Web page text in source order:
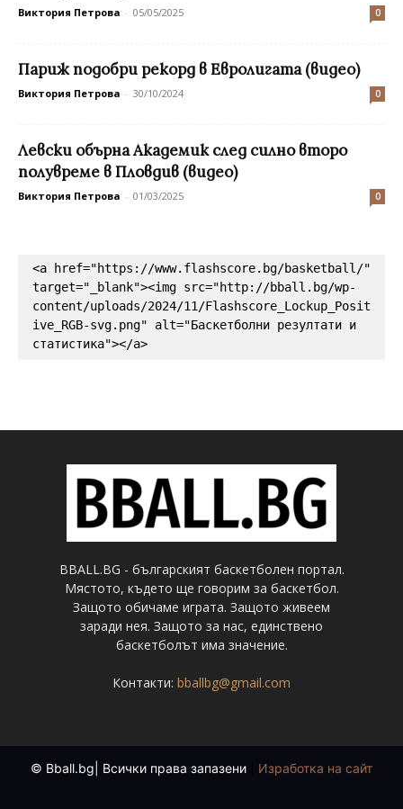
Виктория Петрова - 05/05/2025 0
Париж подобри рекорд в Евролигата (видео)
Виктория Петрова - 30/10/2024 0
Левски обърна Академик след силно второ
полувреме в Пловдив (видео)
Виктория Петрова - 01/03/2025 0
<a href="https://www.flashscore.bg/basketball/"
target="_blank"><img src="http://bball.bg/wp-
content/uploads/2024/11/Flashscore_Lockup_Posit
ive_RGB-svg.png" alt="Баскетболни резултати и
статистика"></a>
BBALL.BG - българският баскетболен портал.
Мястото, където ще говорим за баскетбол.
Защото обичаме играта. Защото живеем
заради нея. Защото за нас, единствено
баскетболът има значение.
Контакти: bballbg@gmail.com
© Bball.bg| Всички права запазени Изработка на сайт